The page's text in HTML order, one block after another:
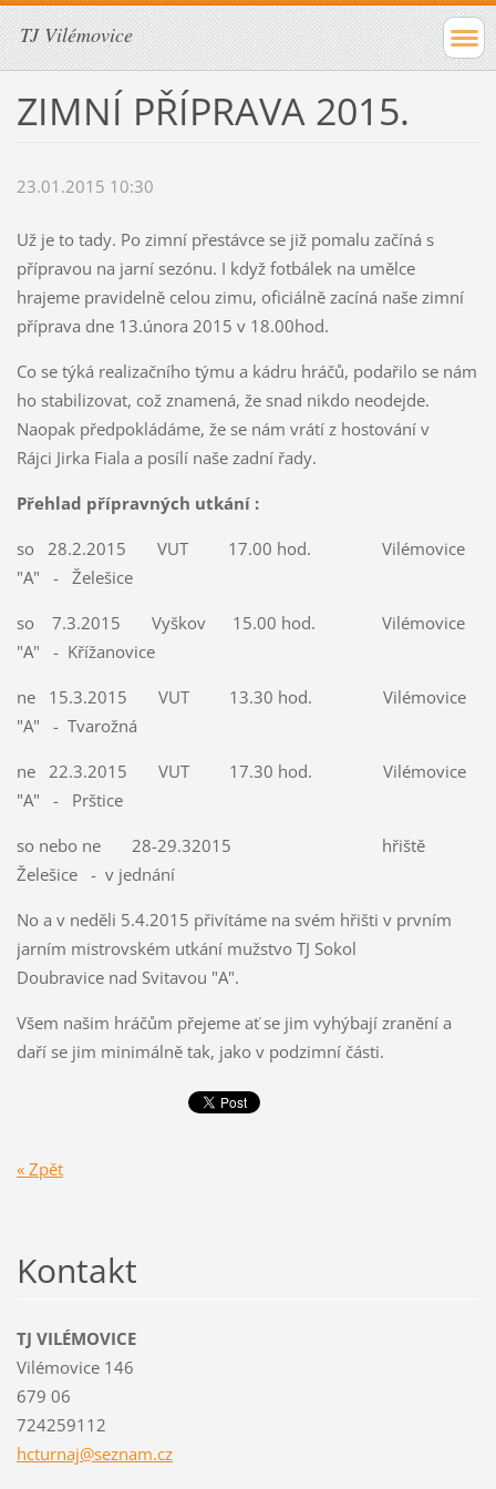
TJ Vilémovice
ZIMNÍ PŘÍPRAVA 2015.
23.01.2015 10:30
Už je to tady. Po zimní přestávce se již pomalu začíná s
přípravou na jarní sezónu. I když fotbálek na umělce
hrajeme pravidelně celou zimu, oficiálně zacíná naše zimní
příprava dne 13.února 2015 v 18.00hod.
Co se týká realizačního týmu a kádru hráčů, podařilo se nám
ho stabilizovat, což znamená, že snad nikdo neodejde.
Naopak předpokládáme, že se nám vrátí z hostování v
Rájci Jirka Fiala a posílí naše zadní řady.
Přehlad přípravných utkání :
so 28.2.2015 VUT 17.00 hod. Vilémovice
"A" - Želešice
so 7.3.2015 Vyškov 15.00 hod. Vilémovice
"A" - Křížanovice
ne 15.3.2015 VUT 13.30 hod. Vilémovice
"A" - Tvarožná
ne 22.3.2015 VUT 17.30 hod. Vilémovice
"A" - Prštice
so nebo ne 28-29.32015 hřiště
Želešice - v jednání
No a v neděli 5.4.2015 přivítáme na svém hřišti v prvním
jarním mistrovském utkání mužstvo TJ Sokol
Doubravice nad Svitavou "A".
Všem našim hráčům přejeme ať se jim vyhýbají zranění a
daří se jim minimálně tak, jako v podzimní části.
« Zpět
Kontakt
TJ VILÉMOVICE
Vilémovice 146
679 06
724259112
hcturnaj@seznam.cz